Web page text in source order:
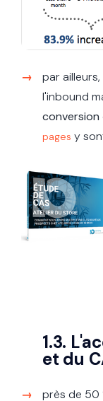
par
l'inbound
conversion
pages y
1.3.
et du
près de 50